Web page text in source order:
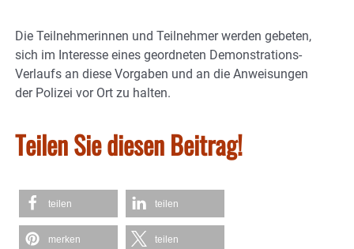
Die Teilnehmerinnen und Teilnehmer werden gebeten,
sich im Interesse eines geordneten Demonstrations-
Verlaufs an diese Vorgaben und an die Anweisungen
der Polizei vor Ort zu halten.
Teilen Sie diesen Beitrag!
teilen teilen
merken teilen